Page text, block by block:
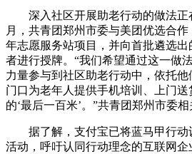
深入社区开展助老行动的做法正
月，共青团郑州市委与美团优选合
年志愿服务站项目，并向首批遴选
者进行授牌。“我们希望通过这一做
力量参与到社区助老行动中，依托
门口为老年人提供手机培训、上门
的‘最后一百米’。”共青团郑州市委相
据了解，支付宝已将蓝马甲行动
活动，呼吁认同行动理念的互联网